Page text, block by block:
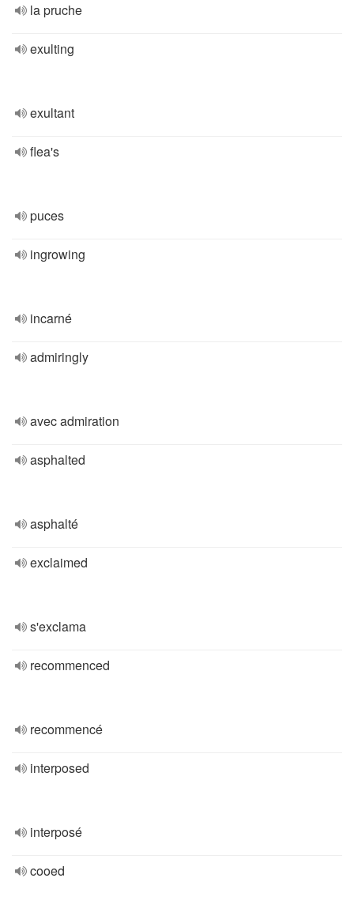
la pruche
exulting
exultant
flea's
puces
ingrowing
incarné
admiringly
avec admiration
asphalted
asphalté
exclaimed
s'exclama
recommenced
recommencé
interposed
interposé
cooed